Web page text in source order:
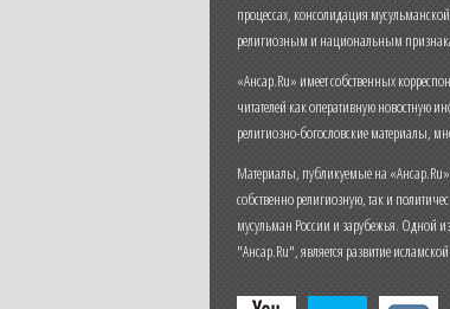
процессах, консолидация
религиозным и национальным
«Ансар.Ru» имеет собственных
читателей как оперативную новостную
религиозно-богословские материалы,
Материалы, публикуемые на
собственно религиозную, так и
мусульман России и зарубежья. Одной
"Ансар.Ru", является развитие